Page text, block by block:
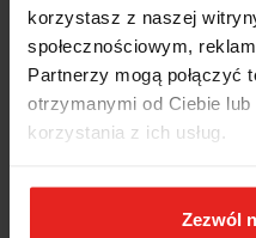
korzystasz z naszej
społecznościowym,
Partnerzy mogą połączyć
otrzymanymi od Ciebie
korzystania z ich usług.
Zezwól
Frez trzpieniowy
20,0mm 42 15358 049 Forum:
Wykonanie: długie
Powlekanie: brak
VHM K10/K20
Przeznaczony do